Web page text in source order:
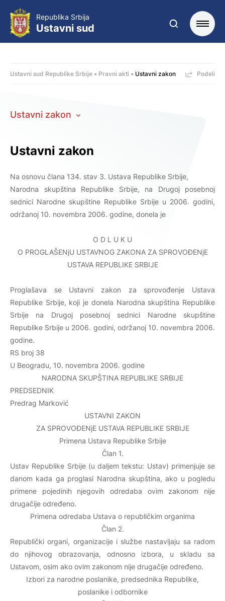
Republika Srbija
Ustavni sud
Ustavni zakon
Na osnovu člana 134. stav 3. Ustava Republike Srbije,
Narodna skupština Republike Srbije, na Drugoj posebnoj
sednici Narodne skupštine Republike Srbije u 2006. godini,
održanoj 10. novembra 2006. godine, donela je
O D L U K U
O PROGLAŠENjU USTAVNOG ZAKONA ZA SPROVOĐENjE
USTAVA REPUBLIKE SRBIJE
Proglašava se Ustavni zakon za sprovođenje Ustava
Republike Srbije, koji je donela Narodna skupština Republike
Srbije na Drugoj posebnoj sednici Narodne skupštine
Republike Srbije u 2006. godini, održanoj 10. novembra 2006.
godine.
RS broj 38
U Beogradu, 10. novembra 2006. godine
NARODNA SKUPŠTINA REPUBLIKE SRBIJE
PREDSEDNIK
Predrag Marković
USTAVNI ZAKON
ZA SPROVOĐENjE USTAVA REPUBLIKE SRBIJE
Primena Ustava Republike Srbije
Član 1.
Ustav Republike Srbije (u daljem tekstu: Ustav) primenjuje se
danom kada ga proglasi Narodna skupština, ako u pogledu
primene pojedinih njegovih odredaba ovim zakonom nije
drugačije određeno.
Primena odredaba Ustava o republičkim organima
Član 2.
Republički organi, organizacije i službe nastavljaju sa radom
do njihovog obrazovanja, odnosno izbora, u skladu sa
Ustavom, osim ako ovim zakonom nije drugačije određeno.
Izbori za narodne poslanike, predsednika Republike,
poslanike i odbornike
Ustavni zakon
Ustavni sud Republike Srbije Pravni akti Ustavni zakon Podeli